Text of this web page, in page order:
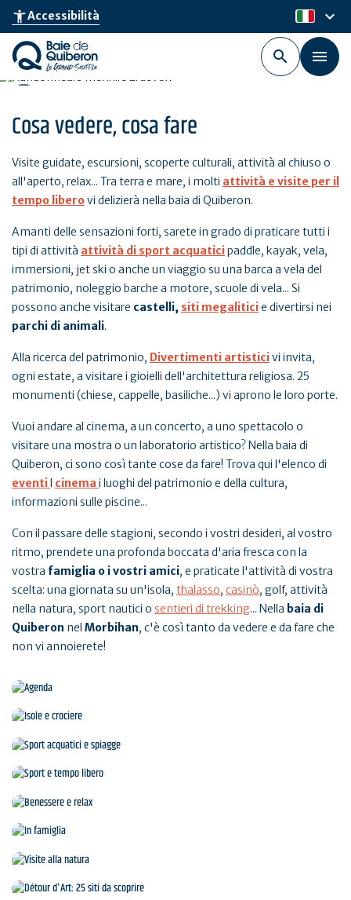
Skip
main
content
accessibility_newAccessibilità it
keyboard_arrow_down
Cosa vedere, cosa fare
Visite guidate, escursioni, scoperte culturali, attività al chiuso o
all'aperto, relax... Tra terra e mare, i molti attività e visite per il
tempo liberovi delizierà nella baia di Quiberon.
Amanti delle sensazioni forti, sarete in grado di praticare tutti i
tipi di attività attività di sport acquaticipaddle, kayak, vela,
immersioni, jet ski o anche un viaggio su una barca a vela del
patrimonio, noleggio barche a motore, scuole di vela... Si
possono anche visitare castelli, siti megaliticie divertirsi nei
parchi di animali.
Alla ricerca del patrimonio, Divertimenti artisticivi invita,
ogni estate, a visitare i gioielli dell'architettura religiosa. 25
monumenti (chiese, cappelle, basiliche...) vi aprono le loro porte.
Vuoi andare al cinema, a un concerto, a uno spettacolo o
visitare una mostra o un laboratorio artistico? Nella baia di
Quiberon, ci sono così tante cose da fare! Trova qui l'elenco di
eventil cinema i luoghi del patrimonio e della cultura,
informazioni sulle piscine...
Con il passare delle stagioni, secondo i vostri desideri, al vostro
ritmo, prendete una profonda boccata d'aria fresca con la
vostra famiglia o i vostri amici, e praticate l'attività di vostra
scelta: una giornata su un'isola, thalasso, casinò, golf, attività
nella natura, sport nautici o sentieri di trekking... Nella baia di
Quiberon nel Morbihan, c'è così tanto da vedere e da fare che
non vi annoierete!
Visite alla natura